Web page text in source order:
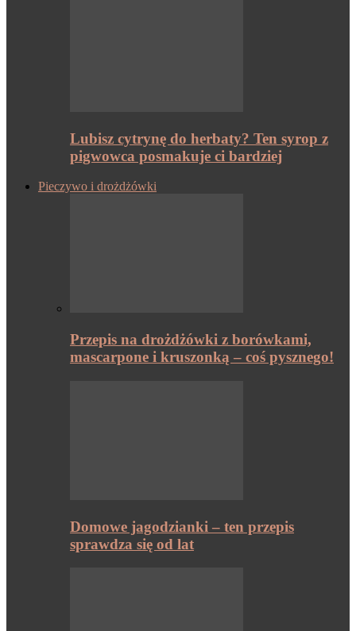
Lubisz cytrynę do herbaty? Ten syrop z
pigwowca posmakuje ci bardziej
Pieczywo i drożdżówki
Przepis na drożdżówki z borówkami,
mascarpone i kruszonką – coś pysznego!
Domowe jagodzianki – ten przepis
sprawdza się od lat